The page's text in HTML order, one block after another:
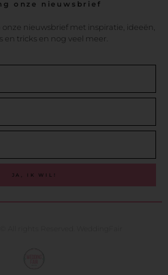
onze nieuwsbrief
nieuwsbrief met inspiratie, ideeën,
en tricks en nog veel meer.
JA, IK WIL!